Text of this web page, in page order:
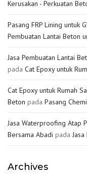
Kerusakan - Perkuatan
Pasang FRP Lining untuk
Pembuatan Lantai Beton
Jasa Pembuatan Lantai
pada Cat Epoxy untuk
Cat Epoxy untuk Rumah
Beton pada Pasang
Jasa Waterproofing Atap
Bersama Abadi pada
Archives